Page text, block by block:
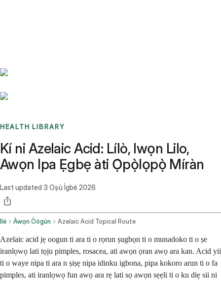
HEALTH LIBRARY
Kí ni Azelaic Acid: Lílò, Iwọn Lilo,
Awọn Ipa Ẹgbẹ àti Ọ̀pọ̀lọpọ̀ Míràn
Last updated 3 Oṣù Ìgbé 2026
Ilé Àwọn Òògùn Azelaic Acid Topical Route
Azelaic acid jẹ oogun ti ara ti o rọrun ṣugbọn ti o munadoko ti o ṣe
iranlọwọ lati tọju pimples, rosacea, ati awọn ọran awọ ara kan. Acid yii
ti o waye nipa ti ara n ṣiṣẹ nipa idinku igbona, pipa kokoro arun ti o fa
pimples, ati iranlọwọ fun awọ ara rẹ lati sọ awọn sẹẹli ti o ku diẹ sii ni